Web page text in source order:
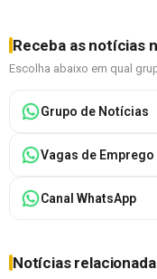
Receba as notícias
Escolha abaixo em qual
Grupo de Notícias
Vagas de Emprego
Canal WhatsApp
Notícias